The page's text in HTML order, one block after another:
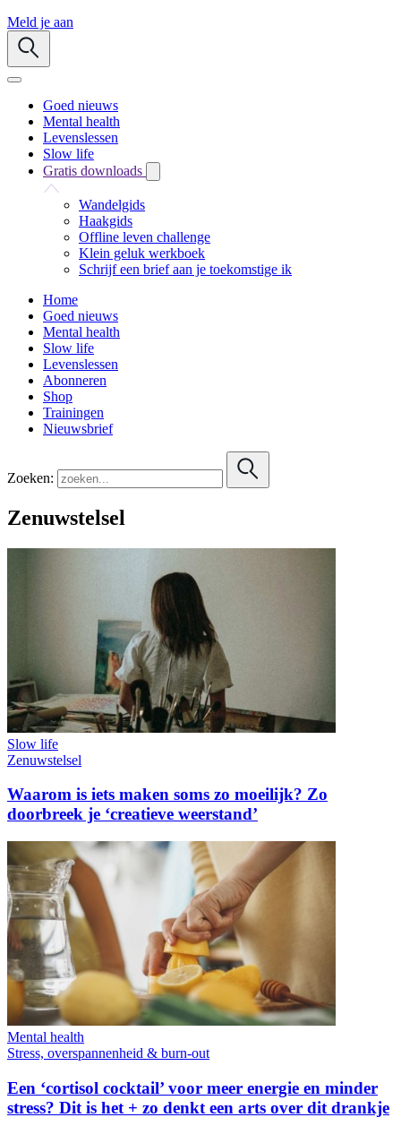
Meld je aan
Goed nieuws
Mental health
Levenslessen
Slow life
Gratis downloads
Wandelgids
Haakgids
Offline leven challenge
Klein geluk werkboek
Schrijf een brief aan je toekomstige ik
Home
Goed nieuws
Mental health
Slow life
Levenslessen
Abonneren
Shop
Trainingen
Nieuwsbrief
Zoeken:
Zenuwstelsel
Slow life
Zenuwstelsel
Waarom is iets maken soms zo moeilijk? Zo
doorbreek je ‘creatieve weerstand’
Mental health
Stress, overspannenheid & burn-out
Een ‘cortisol cocktail’ voor meer energie en minder
stress? Dit is het + zo denkt een arts over dit drankje